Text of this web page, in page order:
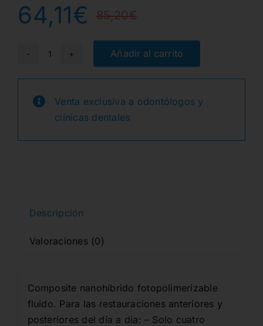
85,20€El
precio
original
era:
85,20€.
64,11€
El
precio
actual
es:
64,11€.
VENUS
DIAMOND
PLT
20x0,20g.
DARK
Añadir al carrito
Venta exclusiva a odontólogos y
clínicas dentales
Descripción
Valoraciones (0)
Composite nanohíbrido fotopolimerizable
fluido. Para las restauraciones anteriores y
posteriores del día a día: – Solo cuatro